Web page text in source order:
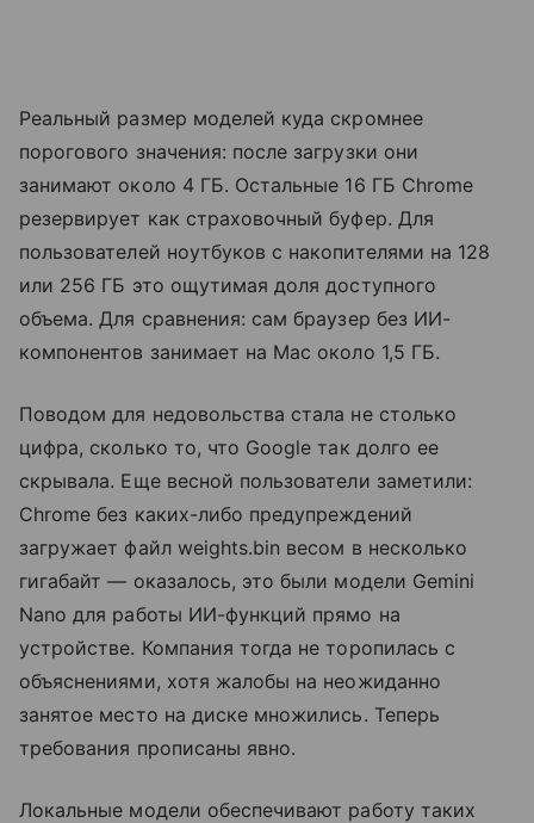
Реальный размер моделей куда скромнее
порогового значения: после загрузки они
занимают около 4 ГБ. Остальные 16 ГБ Chrome
резервирует как страховочный буфер. Для
пользователей ноутбуков с накопителями на 128
или 256 ГБ это ощутимая доля доступного
объема. Для сравнения: сам браузер без ИИ-
компонентов занимает на Mac около 1,5 ГБ.
Поводом для недовольства стала не столько
цифра, сколько то, что Google так долго ее
скрывала. Еще весной пользователи заметили:
Chrome без каких-либо предупреждений
загружает файл weights.bin весом в несколько
гигабайт — оказалось, это были модели Gemini
Nano для работы ИИ-функций прямо на
устройстве. Компания тогда не торопилась с
объяснениями, хотя жалобы на неожиданно
занятое место на диске множились. Теперь
требования прописаны явно.
Локальные модели обеспечивают работу таких